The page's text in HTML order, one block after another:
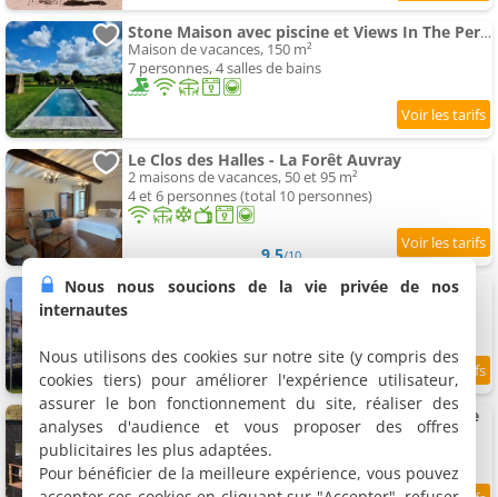
Stone Maison avec piscine et Views In The Perche
Maison de vacances, 150 m²
7 personnes, 4 salles de bains
Le Clos des Halles - La Forêt Auvray
2 maisons de vacances, 50 et 95 m²
4 et 6 personnes (total 10 personnes)
9.5/10
Villa Haras du Pin
Tiny House avec bain nordique en Normandie
Maison de vacances, 18 m²
2 personnes, 1 chambre, 1 salle de bains
Nous nous soucions de la vie privée de nos
internautes
Nous utilisons des cookies sur notre site (y compris des
cookies tiers) pour améliorer l'expérience utilisateur,
assurer le bon fonctionnement du site, réaliser des
analyses d'audience et vous proposer des offres
publicitaires les plus adaptées.
Pour bénéficier de la meilleure expérience, vous pouvez